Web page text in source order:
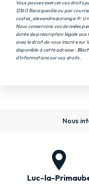
Vous pouvez exercer ces droits
12160 Baraqueville ou par
costes_alexandre@orange.fr.
Nous conservons vos données
durée de prescription légale
avez le droit de vous inscrire
disponible à cette adresse :
d’informations sur vos droits.
Nous
Luc-la-